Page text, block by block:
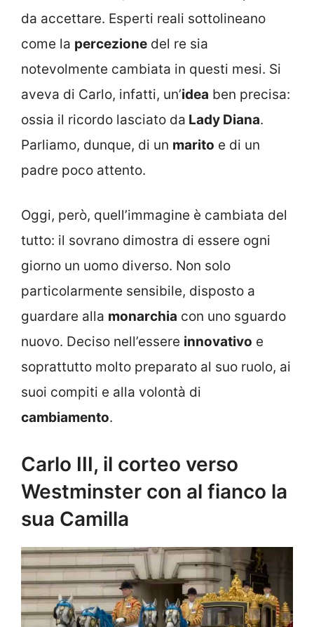
da accettare. Esperti reali sottolineano
come la percezione del re sia
notevolmente cambiata in questi mesi. Si
aveva di Carlo, infatti, un’idea ben precisa:
ossia il ricordo lasciato da Lady Diana.
Parliamo, dunque, di un marito e di un
padre poco attento.
Oggi, però, quell’immagine è cambiata del
tutto: il sovrano dimostra di essere ogni
giorno un uomo diverso. Non solo
particolarmente sensibile, disposto a
guardare alla monarchia con uno sguardo
nuovo. Deciso nell’essere innovativo e
soprattutto molto preparato al suo ruolo, ai
suoi compiti e alla volontà di
cambiamento.
Carlo III, il corteo verso
Westminster con al fianco la
sua Camilla